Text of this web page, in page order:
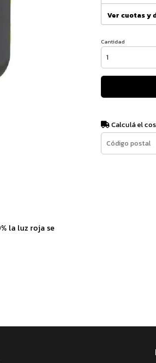
la luz roja se
Ver cuotas y
Cantidad
Calculá el